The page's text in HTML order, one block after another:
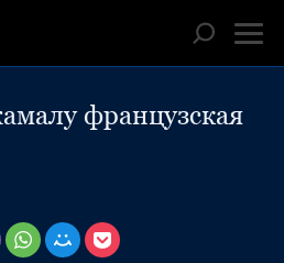
французская